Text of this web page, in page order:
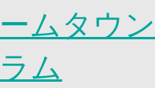
パートナー企業
ナー募集
理念
ムタウン
ム